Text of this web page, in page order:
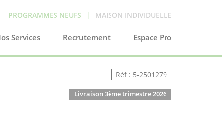
PROGRAMMES NEUFS | MAISON INDIVIDUELLE
Services Recrutement Espace Pro
Réf : 5-2501279
Livraison 3ème trimestre 2026